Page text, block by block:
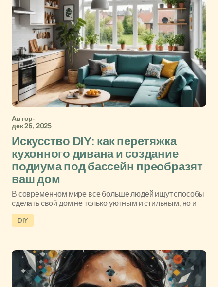
Автор:
дек 26, 2025
Искусство DIY: как перетяжка
кухонного дивана и создание
подиума под бассейн преобразят
ваш дом
В современном мире все больше людей ищут способы
сделать свой дом не только уютным и стильным, но и
DIY